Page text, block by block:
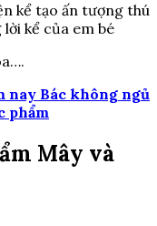
kể tạo ấn tượng thú
kể của em bé
nay Bác không ngủ
phẩm
Mây và